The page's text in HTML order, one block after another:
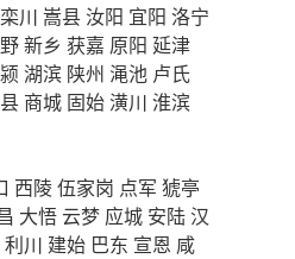
栾川 嵩县 汝阳 宜阳 洛宁
新乡 获嘉 原阳 延津
湖滨 陕州 渑池 卢氏
商城 固始潢川 淮滨
西陵伍家岗 点军 猇亭
大悟 云梦 应城 安陆汉
利川 建始 巴东 宣恩 咸